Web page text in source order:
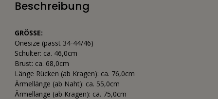
Beschreibung
GRÖSSE:
Onesize (passt 34-44/46)
Schulter: ca. 46,0cm
Brust: ca. 68,0cm
Länge Rücken (ab Kragen): ca. 76,0cm
Ärmellänge (ab Naht): ca. 55,0cm
Ärmellänge (ab Kragen): ca. 75,0cm